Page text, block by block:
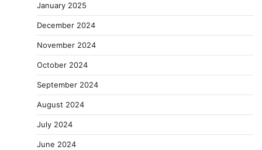
January 2025
December 2024
November 2024
October 2024
September 2024
August 2024
July 2024
June 2024